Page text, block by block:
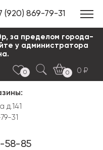
(920) 869-79-31
за пределом города-
у администратора
0 0
0
д.141
31
58-85